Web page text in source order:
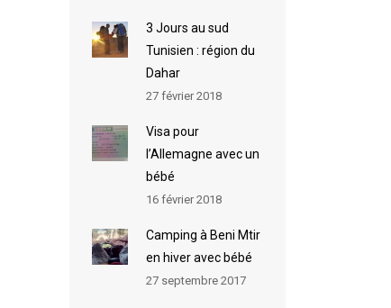
3 Jours au sud
Tunisien : région du
Dahar
27 février 2018
Visa pour
l’Allemagne avec un
bébé
16 février 2018
Camping à Beni Mtir
en hiver avec bébé
27 septembre 2017